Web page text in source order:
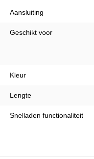
Aansluiting
Geschikt voor
Kleur
Lengte
Snelladen functionaliteit